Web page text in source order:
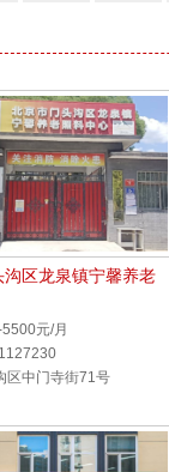
沟区龙泉镇宁馨养老
元/月
区中门寺街71号